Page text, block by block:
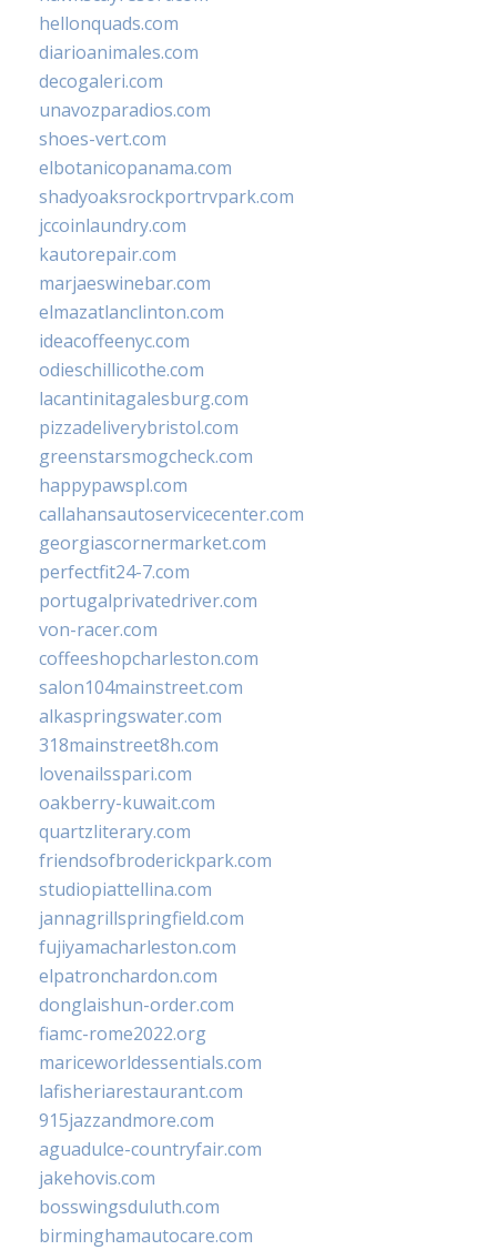
hellonquads.com
diarioanimales.com
decogaleri.com
unavozparadios.com
shoes-vert.com
elbotanicopanama.com
shadyoaksrockportrvpark.com
jccoinlaundry.com
kautorepair.com
marjaeswinebar.com
elmazatlanclinton.com
ideacoffeenyc.com
odieschillicothe.com
lacantinitagalesburg.com
pizzadeliverybristol.com
greenstarsmogcheck.com
happypawspl.com
callahansautoservicecenter.com
georgiascornermarket.com
perfectfit24-7.com
portugalprivatedriver.com
von-racer.com
coffeeshopcharleston.com
salon104mainstreet.com
alkaspringswater.com
318mainstreet8h.com
lovenailsspari.com
oakberry-kuwait.com
quartzliterary.com
friendsofbroderickpark.com
studiopiattellina.com
jannagrillspringfield.com
fujiyamacharleston.com
elpatronchardon.com
donglaishun-order.com
fiamc-rome2022.org
mariceworldessentials.com
lafisheriarestaurant.com
915jazzandmore.com
aguadulce-countryfair.com
jakehovis.com
bosswingsduluth.com
birminghamautocare.com